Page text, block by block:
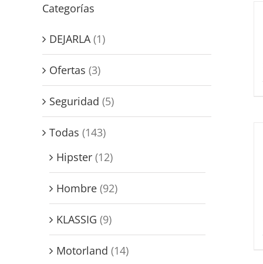
Categorías
DEJARLA (1)
Ofertas (3)
Seguridad (5)
Todas (143)
Hipster (12)
Hombre (92)
KLASSIG (9)
Motorland (14)